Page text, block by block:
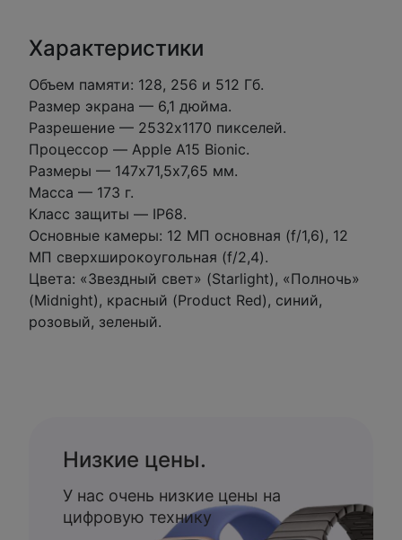
Характеристики
Объем памяти: 128, 256 и 512 Гб.
Размер экрана — 6,1 дюйма.
Разрешение — 2532х1170 пикселей.
Процессор — Apple A15 Bionic.
Размеры — 147х71,5х7,65 мм.
Масса — 173 г.
Класс защиты — IP68.
Основные камеры: 12 МП основная (f/1,6), 12
МП сверхширокоугольная (f/2,4).
Цвета: «Звездный свет» (Starlight), «Полночь»
(Midnight), красный (Product Red), синий,
розовый, зеленый.
Низкие цены.
У нас очень низкие цены на
цифровую технику